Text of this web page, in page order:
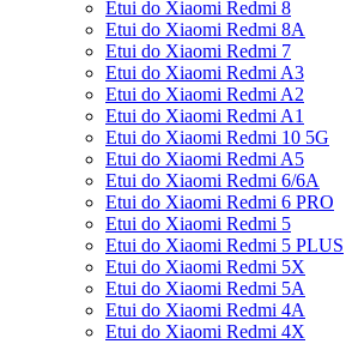
Etui do Xiaomi Redmi 8
Etui do Xiaomi Redmi 8A
Etui do Xiaomi Redmi 7
Etui do Xiaomi Redmi A3
Etui do Xiaomi Redmi A2
Etui do Xiaomi Redmi A1
Etui do Xiaomi Redmi 10 5G
Etui do Xiaomi Redmi A5
Etui do Xiaomi Redmi 6/6A
Etui do Xiaomi Redmi 6 PRO
Etui do Xiaomi Redmi 5
Etui do Xiaomi Redmi 5 PLUS
Etui do Xiaomi Redmi 5X
Etui do Xiaomi Redmi 5A
Etui do Xiaomi Redmi 4A
Etui do Xiaomi Redmi 4X